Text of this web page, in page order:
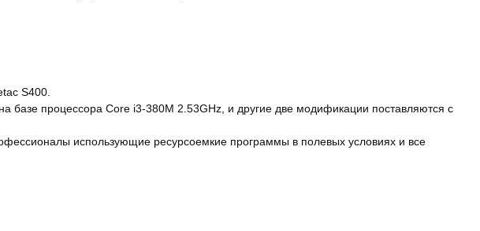
S400.
процессора Core i3-380M 2.53GHz, и другие две модификации поставляются с
использующие ресурсоемкие программы в полевых условиях и все